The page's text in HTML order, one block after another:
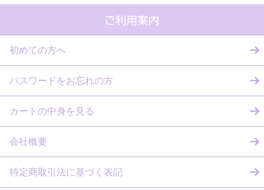
初めての方へ
パスワードをお忘れの方
カートの中身を見る
会社概要
特定商取引法に基づく表記